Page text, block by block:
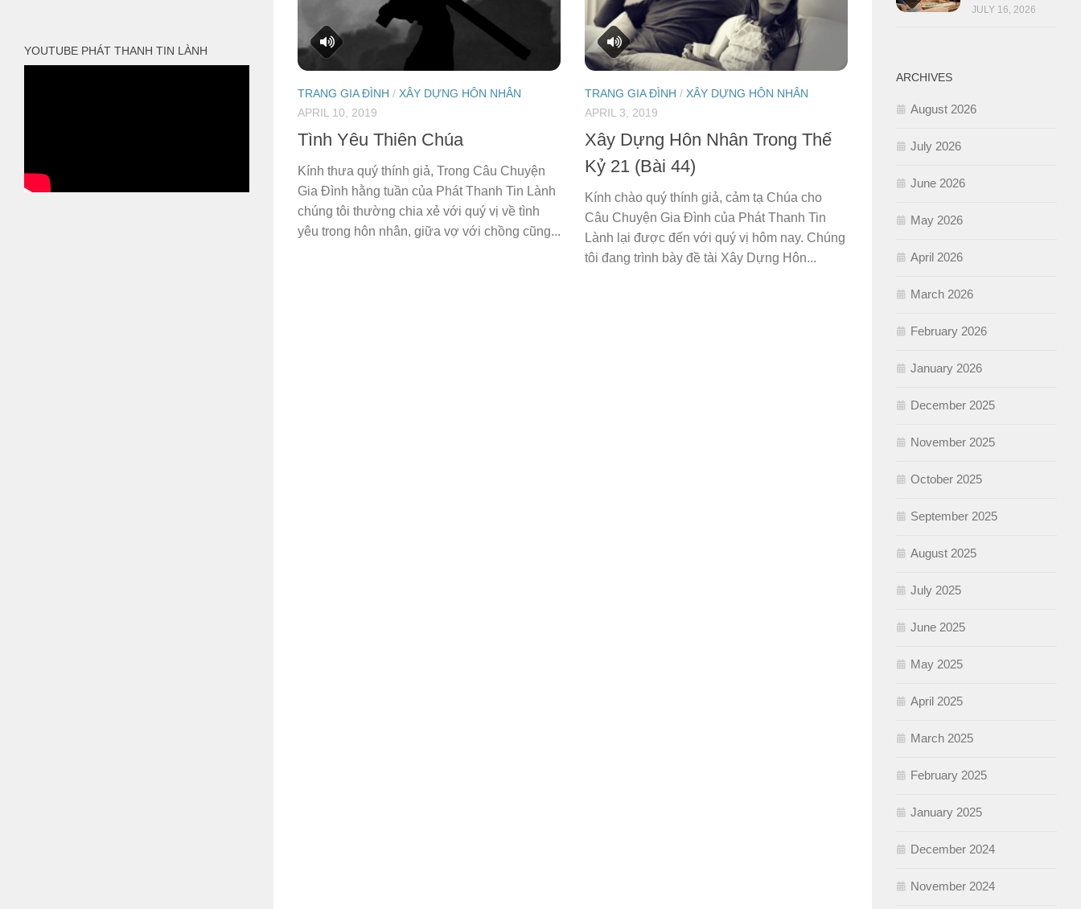
TRANG GIA ĐÌNH / XÂY DỰNG HÔN NHÂN
APRIL 10, 2019
Tình Yêu Thiên Chúa
Kính thưa quý thính giả, Trong Câu Chuyện
Gia Đình hằng tuần của Phát Thanh Tin Lành
chúng tôi thường chia xẻ với quý vị về tình
yêu trong hôn nhân, giữa vợ với chồng cũng...
TRANG GIA ĐÌNH / XÂY DỰNG HÔN NHÂN
APRIL 3, 2019
Xây Dựng Hôn Nhân Trong Thế
Kỷ 21 (Bài 44)
Kính chào quý thính giả, cảm tạ Chúa cho
Câu Chuyện Gia Đình của Phát Thanh Tin
Lành lại được đến với quý vị hôm nay. Chúng
tôi đang trình bày đề tài Xây Dựng Hôn...
YOUTUBE PHÁT THANH TIN LÀNH
JULY 16, 2026
ARCHIVES
August 2026
July 2026
June 2026
May 2026
April 2026
March 2026
February 2026
January 2026
December 2025
November 2025
October 2025
September 2025
August 2025
July 2025
June 2025
May 2025
April 2025
March 2025
February 2025
January 2025
December 2024
November 2024